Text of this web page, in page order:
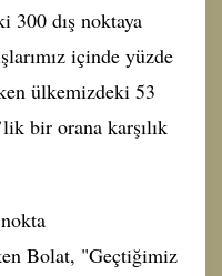
300 dış noktaya
içinde yüzde
ülkemizdeki 53
bir orana karşılık
Bolat, "Geçtiğimiz